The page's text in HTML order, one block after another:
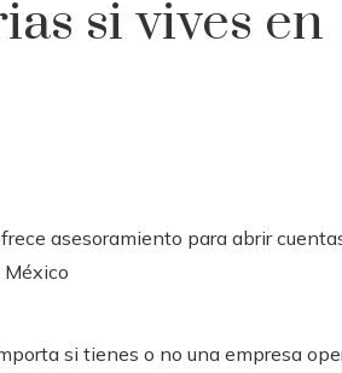
si vives en
si tienes o no una empresa